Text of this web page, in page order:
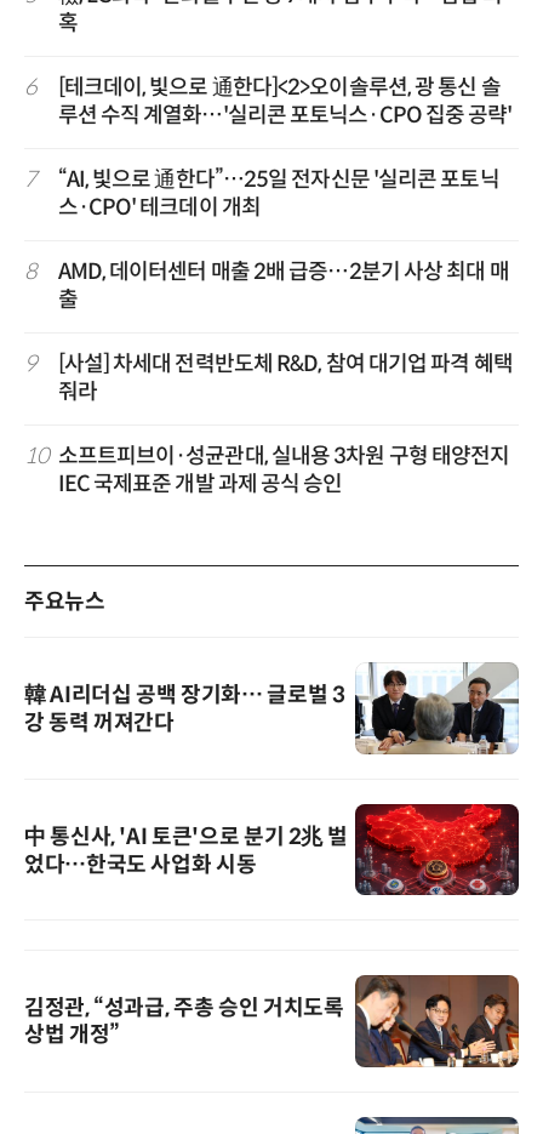
혹
6
[테크데이, 빛으로 通한다]<2>오이솔루션, 광 통신 솔
루션 수직 계열화…'실리콘 포토닉스·CPO 집중 공략'
7
“AI, 빛으로 通한다”…25일 전자신문 '실리콘 포토닉
스·CPO' 테크데이 개최
8
AMD, 데이터센터 매출 2배 급증…2분기 사상 최대 매
출
9
[사설] 차세대 전력반도체 R&D, 참여 대기업 파격 혜택
줘라
10 소프트피브이·성균관대, 실내용 3차원 구형 태양전지
IEC 국제표준 개발 과제 공식 승인
주요뉴스
韓 AI리더십 공백 장기화… 글로벌 3
강 동력 꺼져간다
中 통신사, 'AI 토큰'으로 분기 2兆 벌
었다…한국도 사업화 시동
김정관, “성과급, 주총 승인 거치도록
상법 개정”